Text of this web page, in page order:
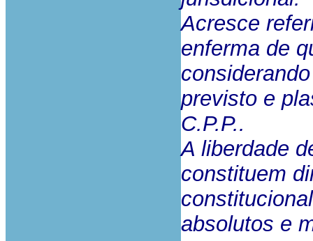
Acresce
enferma de
previsto e
C.P.P..
A liberdade
constituem
absolutos e